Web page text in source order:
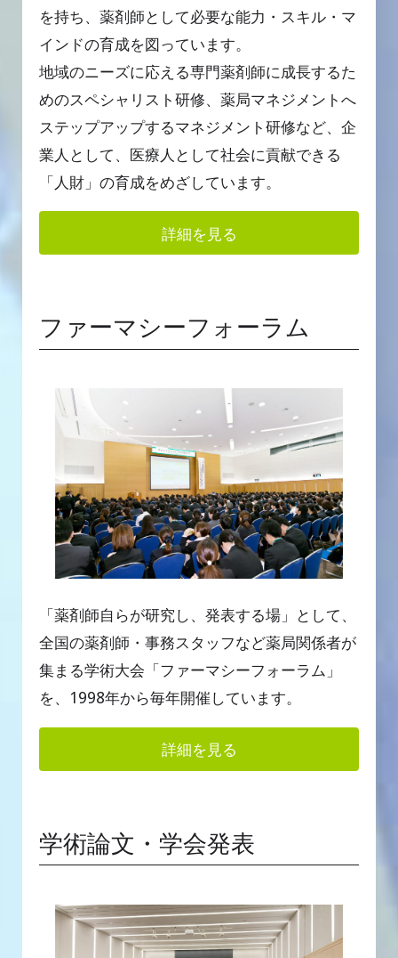
を持ち、薬剤師として必要な能力・スキル・マ
インドの育成を図っています。
地域のニーズに応える専門薬剤師に成長するた
めのスペシャリスト研修、薬局マネジメントへ
ステップアップするマネジメント研修など、企
業人として、医療人として社会に貢献できる
「人財」の育成をめざしています。
詳細を見る
ファーマシーフォーラム
「薬剤師自らが研究し、発表する場」として、
全国の薬剤師・事務スタッフなど薬局関係者が
集まる学術大会「ファーマシーフォーラム」
を、1998年から毎年開催しています。
詳細を見る
学術論文・学会発表